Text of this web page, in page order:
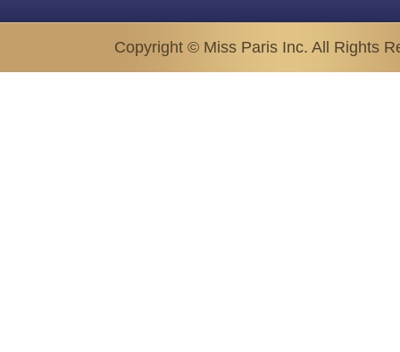
Copyright © Miss Paris Inc. All Rights